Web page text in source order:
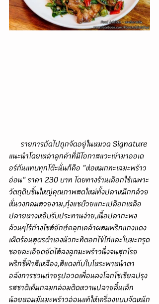
แนะนำโดยเหล่าลูกค้าที่มีโอกาสแวะเข้ามาออเด
อร์กันแทบทุกโต๊ะนั่นก็คือ "ห่อหมกทะเลมะพร้าว
อ่อน" ราคา 230 บาท โดยทางร้านเลือกใช้เฉพาะ
วัตถุดิบชิ้นใหญ่คุณภาพสดใหม่ทั้งปลาหมึกกล้วย
หั่นวงกลมสวยงาม,กุ้งแชบ๊วยแกะเปลือกเหลือ
ปลายหางหยิบรับประทานง่าย,เนื้อปลากะพง
ล้วนๆไร้ก้างไซส์ยักษ์คลุกเคล้าผสมพริกแกงแดง
เผ็ดร้อนสูตรตำเองนัวกะทิตอกไข่ไก่และใบมะกรูด
ซอยละเอียดยัดไส้ลงลูกมะพร้าวนึ่งจนสุกโรย
พริกชี้ฟ้าสีเหลือง,สีแดงกับใบโหระพาหน้าตา
อลังการชวนถ่ายรูปอวดเพื่อนลงโลกโซเชียลปรุง
รสชาติเค็มกลมกล่อมติดหวานปลายลิ้นเล็ก
น้อยหอมมันมะพร้าวอ่อนแท้ให้เครื่องแบบจัดหนัก